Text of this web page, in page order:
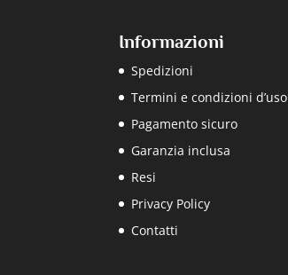
Informazioni
Spedizioni
Termini e condizioni d’uso
Pagamento sicuro
Garanzia inclusa
Resi
Privacy Policy
Contatti